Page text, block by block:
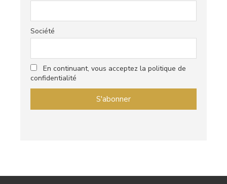
Société
En continuant, vous acceptez la politique de
confidentialité